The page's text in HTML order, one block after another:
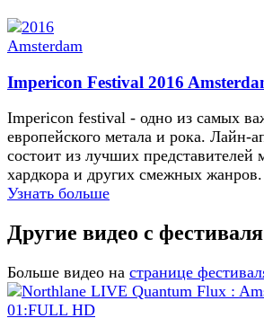
Impericon Festival 2016
Impericon festival - одно из самых
европейского метала и рока. Лайн-
состоит из лучших представителей
хардкора и других смежных жанров.
Узнать больше
Другие видео с фестиваля
Больше видео на странице